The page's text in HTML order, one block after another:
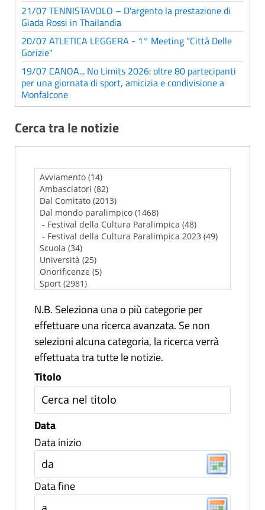
21/07 TENNISTAVOLO – D'argento la prestazione di
Giada Rossi in Thailandia
20/07 ATLETICA LEGGERA - 1° Meeting “Città Delle
Gorizie"
19/07 CANOA... No Limits 2026: oltre 80 partecipanti
per una giornata di sport, amicizia e condivisione a
Monfalcone
Cerca tra le notizie
N.B. Seleziona una o più categorie per
effettuare una ricerca avanzata. Se non
selezioni alcuna categoria, la ricerca verrà
effettuata tra tutte le notizie.
Titolo
Data
Data inizio
Data fine